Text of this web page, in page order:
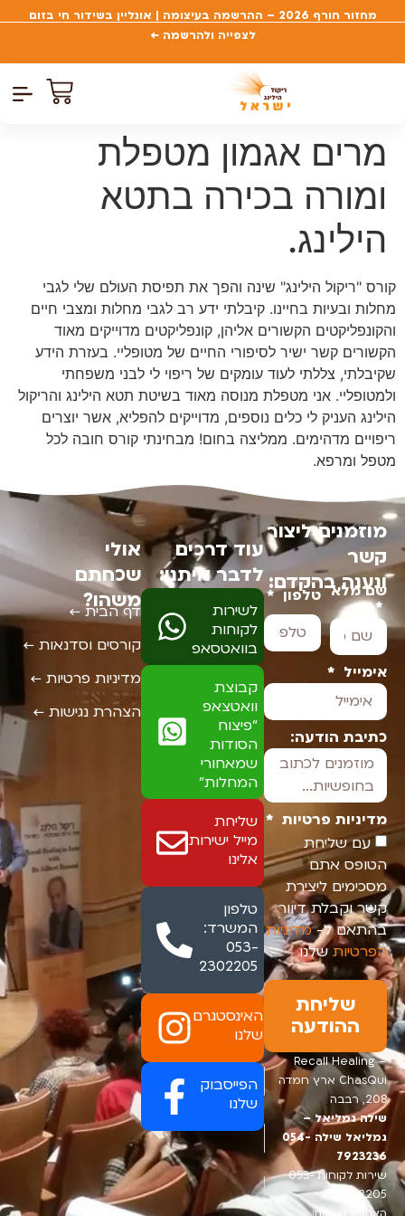
מחזור חורף 2026 – ההרשמה בעיצומה | אונליין בשידור חי בזום
לצפייה ולהרשמה ←
מרים אגמון מטפלת
ומורה בכירה בתטא
הילינג.
קורס "ריקול הילינג" שינה והפך את תפיסת העולם שלי לגבי
מחלות ובעיות בחיינו. קיבלתי ידע רב לגבי מחלות ומצבי חיים
והקונפליקטים הקשורים אליהן, קונפליקטים מדוייקים מאוד
הקשורים קשר ישיר לסיפורי החיים של מטופליי. בעזרת הידע
שקיבלתי, צללתי לעוד עומקים של ריפוי לי לבני משפחתי
ולמטופליי. אני מטפלת מנוסה מאוד בשיטת תטא הילינג והריקול
הילינג העניק לי כלים נוספים, מדוייקים להפליא, אשר יוצרים
ריפויים מדהימים. ממליצה בחום! מבחינתי קורס חובה לכל
מטפל ומרפא.
מוזמנים ליצור
קשר
ונענה בהקדם:
שם מלא טלפון
אימייל
כתיבת הודעה:
מדיניות פרטיות
עם שליחת
הטופס אתם
מסכימים ליצירת
קשר וקבלת דיוור
בהתאם ל-מדיניות
הפרטיותשלנו
שליחת
ההודעה
Recall Healing –
ChasQui ארץ חמדה
208, רבבה
שילה גמליאל –
גמליאל שילה 054-
7923236
שירות לקוחות 053-
2302205
עוד דרכים
לדבר איתנו:
לשירות
לקוחות
בוואטסאפ
קבוצת
וואטצאפ
"פיצוח
הסודות
שמאחורי
המחלות"
שליחת
מייל ישירות
אלינו
טלפון
המשרד:
053-
2302205
האינסטגרם
שלנו
הפייסבוק
שלנו
אולי
שכחתם
משהו?
דף הבית ←
קורסים וסדנאות ←
מדיניות פרטיות ←
הצהרת נגישות ←